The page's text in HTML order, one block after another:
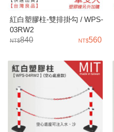
紅白塑膠柱-雙排掛勾 / WPS-
03RW2
840
560